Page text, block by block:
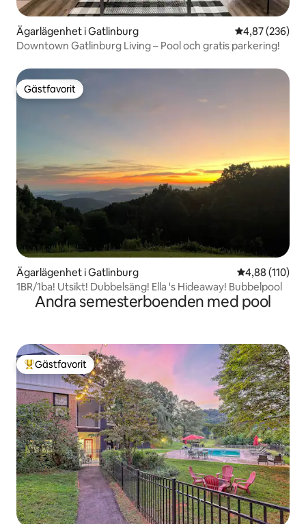
Ägarlägenhet i Gatlinburg 4,87 av 5 i
4,87 (236)
Downtown Gatlinburg Living – Pool och gratis parkering!
Gästfavorit
Gästfavorit
Ägarlägenhet i Gatlinburg 4,88 av 5 i
4,88 (110)
1BR/1ba! Utsikt! Dubbelsäng! Ella 's Hideaway! Bubbelpool
Andra semesterboenden med pool
Populär gästfavorit
Gästfavorit